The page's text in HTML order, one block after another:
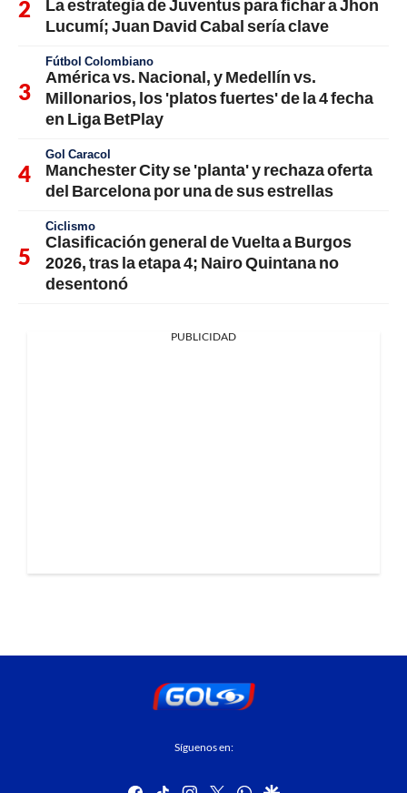
La estrategia de Juventus para fichar a Jhon
Lucumí; Juan David Cabal sería clave
Fútbol Colombiano
América vs. Nacional, y Medellín vs.
Millonarios, los 'platos fuertes' de la 4 fecha
en Liga BetPlay
Gol Caracol
Manchester City se 'planta' y rechaza oferta
del Barcelona por una de sus estrellas
Ciclismo
Clasificación general de Vuelta a Burgos
2026, tras la etapa 4; Nairo Quintana no
desentonó
PUBLICIDAD
Síguenos en: